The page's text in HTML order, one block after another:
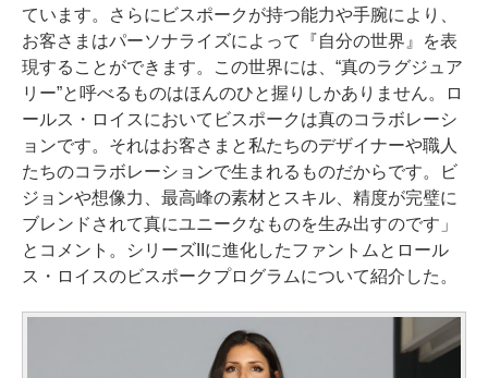
ています。さらにビスポークが持つ能力や手腕により、
お客さまはパーソナライズによって『自分の世界』を表
現することができます。この世界には、“真のラグジュア
リー”と呼べるものはほんのひと握りしかありません。ロ
ールス・ロイスにおいてビスポークは真のコラボレーシ
ョンです。それはお客さまと私たちのデザイナーや職人
たちのコラボレーションで生まれるものだからです。ビ
ジョンや想像力、最高峰の素材とスキル、精度が完璧に
ブレンドされて真にユニークなものを生み出すのです」
とコメント。シリーズIIに進化したファントムとロール
ス・ロイスのビスポークプログラムについて紹介した。